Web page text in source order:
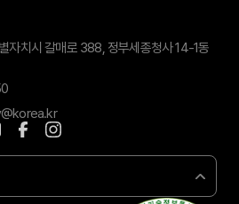
자치시 갈매로 388, 정부세종청사 14-1동